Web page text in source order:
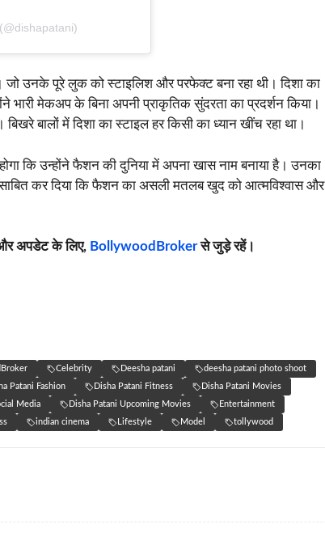
जो उनके पूरे लुक को स्टाइलिश और परफेक्ट बना रहा थी। दिशा का
मेकअप के बिना अपनी प्राकृतिक सुंदरता का प्रदर्शन किया।
बालों में दिशा का स्टाइल हर किसी का ध्यान खींच रहा था।
कि उन्होंने फैशन की दुनिया में अपना खास नाम बनाया है। उनका
साबित कर दिया कि फैशन का असली मतलब खुद को आत्मविश्वास और
अपडेट के लिए, BollywoodBrokerसे जुड़े रहें।
Celebrity Deesha patani
deesha patani photo shoot
Patani Fashion
Disha Patani Fitness
Disha Patani Movies
Media
Disha Patani Upcoming Movies
Entertainment
indian cinema Lifestyle Model tollywood